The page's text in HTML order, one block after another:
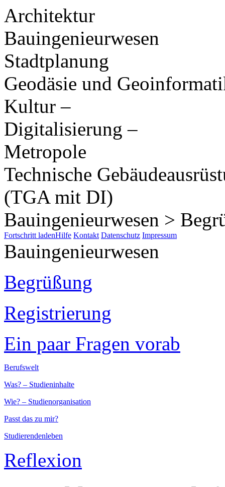
Architektur
Bauingenieurwesen
Stadtplanung
Geodäsie und
Kultur –
Digitalisierung –
Metropole
Technische
(TGA mit DI)
Bauingenieurwesen >
Fortschritt ladenHilfe Kontakt Datenschutz Impressum
Bauingenieurwesen
Begrüßung
Registrierung
Ein paar Fragen vorab
Berufswelt
Was? – Studieninhalte
Wie? – Studienorganisation
Passt das zu mir?
Studierendenleben
Reflexion